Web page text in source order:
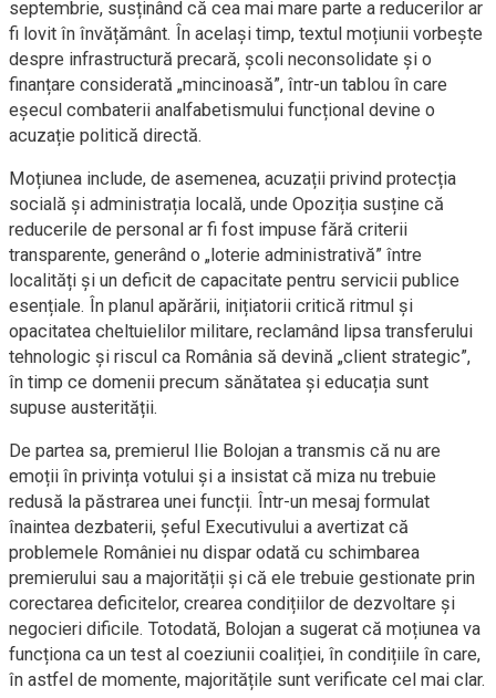
septembrie, susținând că cea mai mare parte a reducerilor ar
fi lovit în învățământ. În același timp, textul moțiunii vorbește
despre infrastructură precară, școli neconsolidate și o
finanțare considerată „mincinoasă”, într-un tablou în care
eșecul combaterii analfabetismului funcțional devine o
acuzație politică directă.
Moțiunea include, de asemenea, acuzații privind protecția
socială și administrația locală, unde Opoziția susține că
reducerile de personal ar fi fost impuse fără criterii
transparente, generând o „loterie administrativă” între
localități și un deficit de capacitate pentru servicii publice
esențiale. În planul apărării, inițiatorii critică ritmul și
opacitatea cheltuielilor militare, reclamând lipsa transferului
tehnologic și riscul ca România să devină „client strategic”,
în timp ce domenii precum sănătatea și educația sunt
supuse austerității.
De partea sa, premierul Ilie Bolojan a transmis că nu are
emoții în privința votului și a insistat că miza nu trebuie
redusă la păstrarea unei funcții. Într-un mesaj formulat
înaintea dezbaterii, șeful Executivului a avertizat că
problemele României nu dispar odată cu schimbarea
premierului sau a majorității și că ele trebuie gestionate prin
corectarea deficitelor, crearea condițiilor de dezvoltare și
negocieri dificile. Totodată, Bolojan a sugerat că moțiunea va
funcționa ca un test al coeziunii coaliției, în condițiile în care,
în astfel de momente, majoritățile sunt verificate cel mai clar.